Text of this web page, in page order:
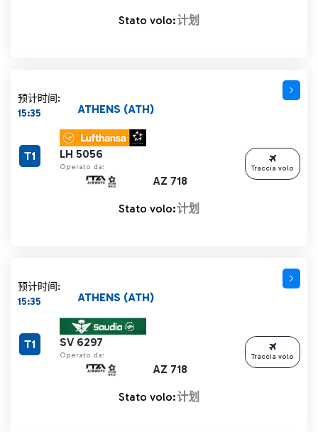
Stato volo:计划
预计时间:
15:35
LH 5056
Operato da:
AZ 718
ATHENS (ATH)
T1
Stato volo:计划
Traccia volo
预计时间:
15:35
SV 6297
Operato da:
AZ 718
ATHENS (ATH)
T1
Stato volo:计划
Traccia volo